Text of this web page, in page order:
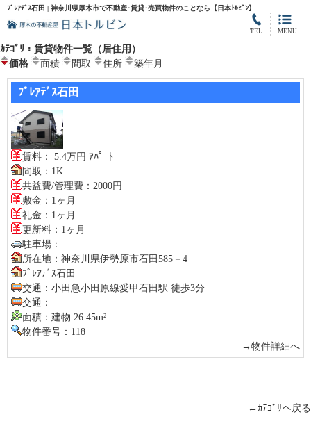
ﾌﾟﾚｱﾃﾞｽ石田 | 神奈川県厚木市で不動産･賃貸･売買物件のことなら【日本ﾄﾙﾋﾞﾝ】
MENU
TEL
ｶﾃｺﾞﾘ：賃貸物件一覧（居住用）
価格
面積 間取 住所 築年月
ﾌﾟﾚｱﾃﾞｽ石田
賃料： 5.4万円 ｱﾊﾟｰﾄ
間取：1K
共益費/管理費：2000円
敷金：1ヶ月
礼金：1ヶ月
更新料：1ヶ月
駐車場：
所在地：神奈川県伊勢原市石田585－4
ﾌﾟﾚｱﾃﾞｽ石田
交通：小田急小田原線愛甲石田駅 徒歩3分
交通：
面積：建物:26.45m²
物件番号：118
→物件詳細へ
←ｶﾃｺﾞﾘへ戻る